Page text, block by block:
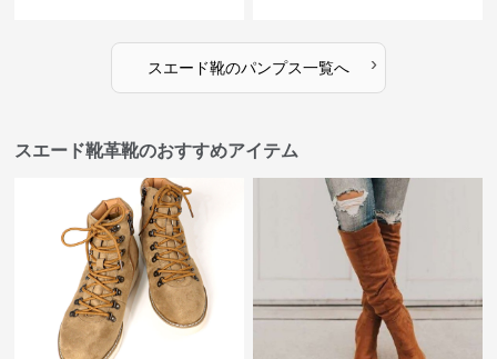
スエード靴のパンプス一覧へ ›
スエード靴革靴のおすすめアイテム